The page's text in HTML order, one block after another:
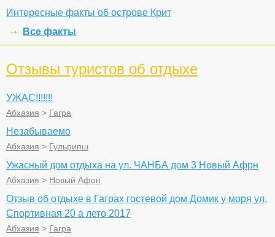
Интересные факты об острове Крит
Все факты
Отзывы туристов об отдыхе
УЖАС!!!!!!!
Абхазия > Гагра
Незабываемо
Абхазия > Гульрипш
Ужасный дом отдыха на ул. ЧАНБА дом 3 Новый Афрн
Абхазия > Новый Афон
Отзыв об отдыхе в Гаграх гостевой дом Домик у моря ул.
Спортивная 20 а лето 2017
Абхазия > Гагра